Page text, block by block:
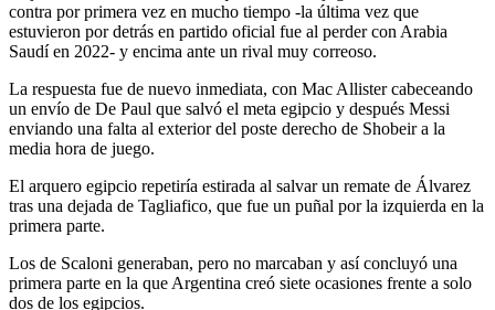
contra por primera vez en mucho tiempo -la última vez que
estuvieron por detrás en partido oficial fue al perder con Arabia
Saudí en 2022- y encima ante un rival muy correoso.
La respuesta fue de nuevo inmediata, con Mac Allister cabeceando
un envío de De Paul que salvó el meta egipcio y después Messi
enviando una falta al exterior del poste derecho de Shobeir a la
media hora de juego.
El arquero egipcio repetiría estirada al salvar un remate de Álvarez
tras una dejada de Tagliafico, que fue un puñal por la izquierda en la
primera parte.
Los de Scaloni generaban, pero no marcaban y así concluyó una
primera parte en la que Argentina creó siete ocasiones frente a solo
dos de los egipcios.